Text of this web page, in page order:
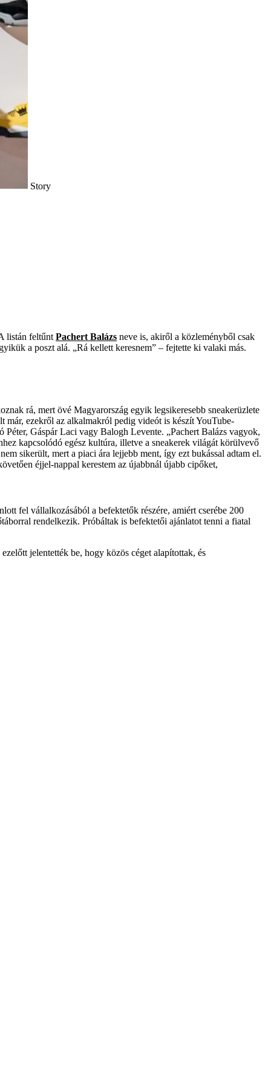
Story
listán feltűnt Pachert Balázs neve is, akiről a közleményből csak
a poszt alá. „Rá kellett keresnem” – fejtette ki valaki más.
rá, mert övé Magyarország egyik legsikeresebb sneakerüzlete
már, ezekről az alkalmakról pedig videót is készít YouTube-
Gáspár Laci vagy Balogh Levente. „Pachert Balázs vagyok,
kapcsolódó egész kultúra, illetve a sneakerek világát körülvevő
sikerült, mert a piaci ára lejjebb ment, így ezt bukással adtam el.
éjjel-nappal kerestem az újabbnál újabb cipőket,
fel vállalkozásából a befektetők részére, amiért cserébe 200
rendelkezik. Próbáltak is befektetői ajánlatot tenni a fiatal
jelentették be, hogy közös céget alapítottak, és